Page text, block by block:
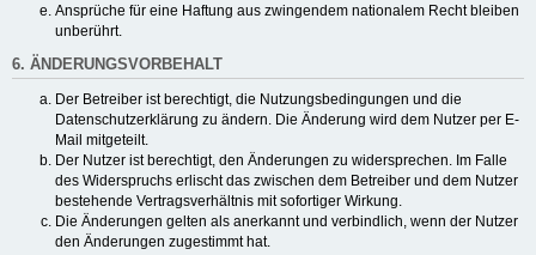
Ansprüche für eine Haftung aus zwingendem nationalem Recht bleiben
unberührt.
6. ÄNDERUNGSVORBEHALT
Der Betreiber ist berechtigt, die Nutzungsbedingungen und die
Datenschutzerklärung zu ändern. Die Änderung wird dem Nutzer per E-
Mail mitgeteilt.
Der Nutzer ist berechtigt, den Änderungen zu widersprechen. Im Falle
des Widerspruchs erlischt das zwischen dem Betreiber und dem Nutzer
bestehende Vertragsverhältnis mit sofortiger Wirkung.
Die Änderungen gelten als anerkannt und verbindlich, wenn der Nutzer
den Änderungen zugestimmt hat.